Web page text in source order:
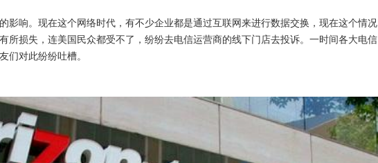
影响。现在这个网络时代，有不少企业都是通过互联网来进行数据交换，现在这个情况
所损失，连美国民众都受不了，纷纷去电信运营商的线下门店去投诉。一时间各大电信
们对此纷纷吐槽。